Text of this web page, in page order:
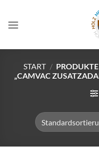
springen
START /
„CAMVAC